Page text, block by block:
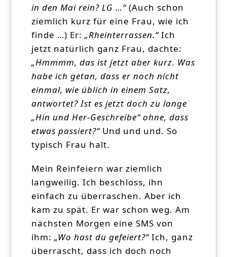
in den Mai rein? LG …“(Auch schon
ziemlich kurz für eine Frau, wie ich
finde …) Er:„Rheinterrassen.“Ich
jetzt natürlich ganz Frau, dachte:
„Hmmmm, das ist jetzt aber kurz. Was
habe ich getan, dass er noch nicht
einmal, wie üblich in einem Satz,
antwortet? Ist es jetzt doch zu lange
„Hin und Her-Geschreibe“ ohne, dass
etwas passiert?“Und und und. So
typisch Frau halt.
Mein Reinfeiern war ziemlich
langweilig. Ich beschloss, ihn
einfach zu überraschen. Aber ich
kam zu spät. Er war schon weg. Am
nächsten Morgen eine SMS von
ihm:„Wo hast du gefeiert?“Ich, ganz
überrascht, dass ich doch noch